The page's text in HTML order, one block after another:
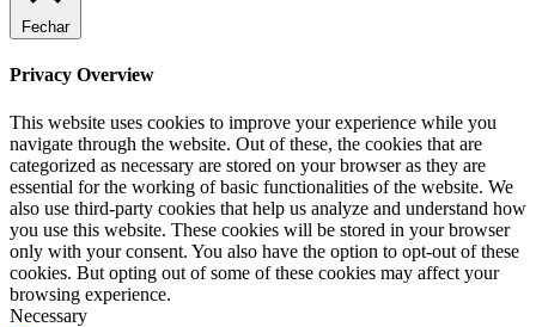
Fechar
Privacy Overview
This website uses cookies to improve your experience while you
navigate through the website. Out of these, the cookies that are
categorized as necessary are stored on your browser as they are
essential for the working of basic functionalities of the website. We
also use third-party cookies that help us analyze and understand how
you use this website. These cookies will be stored in your browser
only with your consent. You also have the option to opt-out of these
cookies. But opting out of some of these cookies may affect your
browsing experience.
Necessary